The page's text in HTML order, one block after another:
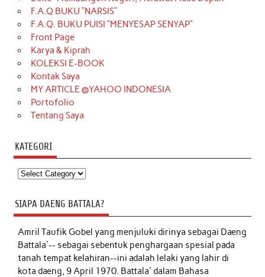
F.A.Q BUKU “NARSIS”
F.A.Q. BUKU PUISI “MENYESAP SENYAP”
Front Page
Karya & Kiprah
KOLEKSI E-BOOK
Kontak Saya
MY ARTICLE @YAHOO INDONESIA
Portofolio
Tentang Saya
KATEGORI
Kategori
SIAPA DAENG BATTALA?
Amril Taufik Gobelyang menjuluki dirinya sebagai Daeng
Battala'-- sebagai sebentuk penghargaan spesial pada
tanah tempat kelahiran--ini adalah lelaki yang lahir di
kota daeng, 9 April 1970. Battala' dalam Bahasa